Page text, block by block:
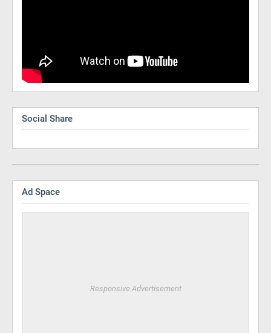
Social Share
Ad Space
Responsive Advertisement